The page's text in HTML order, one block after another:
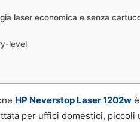
laser economica e senza
level
HP Neverstop Laser 1202w
per uffici domestici, piccoli